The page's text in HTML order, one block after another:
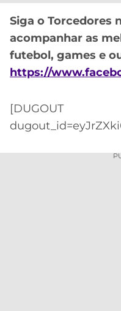
CASSINOS
ONLINE
MELHORES
CASSINOS
2026
BOTAFOGO
VASCO
GRÊMIO
MG
AMERICANA
LIGA
DOS
CAMPEÕES
LALIGA
Siga o Torcedores
acompanhar as
futebol, games e
https://
[DUGOUT